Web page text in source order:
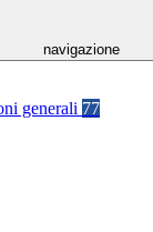
navigazione
generali 77